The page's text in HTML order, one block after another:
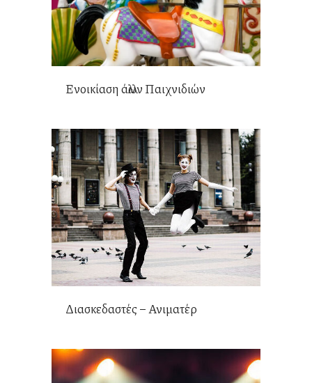
Ενοικίαση άλλων Παιχνιδιών
Διασκεδαστές – Ανιματέρ